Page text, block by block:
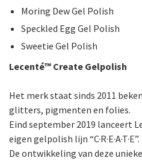
Moring Dew Gel Polish
Speckled Egg Gel Polish
Sweetie Gel Polish
Lecenté™ Create Gelpolish
Het merk staat sinds 2011
glitters, pigmenten en folies.
Eind september 2019 lanceert
eigen gelpolish lijn “C·R·E·A·T·E”.
De ontwikkeling van deze